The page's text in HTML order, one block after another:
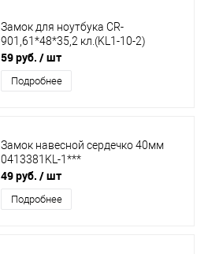
Замок для ноутбука CR-
901,61*48*35,2 кл.(KL1-10-2)
59 руб. / шт
Подробнее
Замок навесной сердечко 40мм
0413381KL-1***
49 руб. / шт
Подробнее